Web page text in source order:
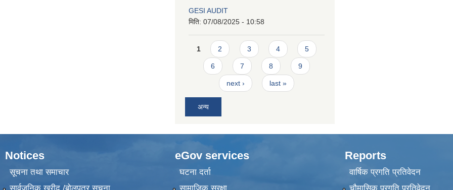
GESI AUDIT
मिति: 07/08/2025 - 10:58
Pages
1 2 3 4 5
6 7 8 9
next › last »
अन्य
Notices
सूचना तथा समाचार
सार्वजनिक खरीद /बोलपत्र सूचना
eGov services
घटना दर्ता
सामाजिक सुरक्षा
Reports
वार्षिक प्रगति प्रतिवेदन
चौमासिक प्रगति प्रतिवेदन